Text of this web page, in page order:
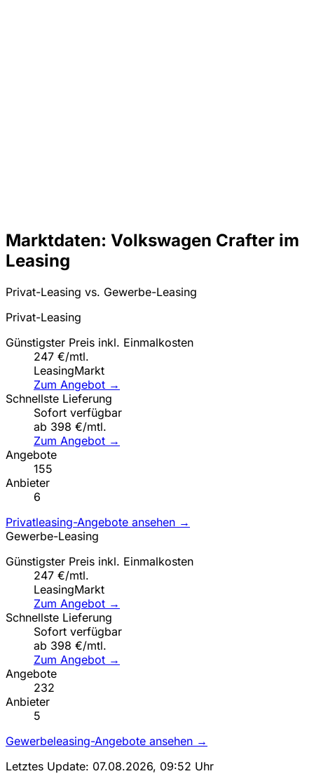
Marktdaten: Volkswagen Crafter im
Leasing
Privat-Leasing vs. Gewerbe-Leasing
Privat-Leasing
Günstigster Preis inkl. Einmalkosten
247 €/mtl.
LeasingMarkt
Zum Angebot →
Schnellste Lieferung
Sofort verfügbar
ab 398 €/mtl.
Zum Angebot →
Angebote
155
Anbieter
6
Privatleasing-Angebote ansehen →
Gewerbe-Leasing
Günstigster Preis inkl. Einmalkosten
247 €/mtl.
LeasingMarkt
Zum Angebot →
Schnellste Lieferung
Sofort verfügbar
ab 398 €/mtl.
Zum Angebot →
Angebote
232
Anbieter
5
Gewerbeleasing-Angebote ansehen →
Letztes Update: 07.08.2026, 09:52 Uhr